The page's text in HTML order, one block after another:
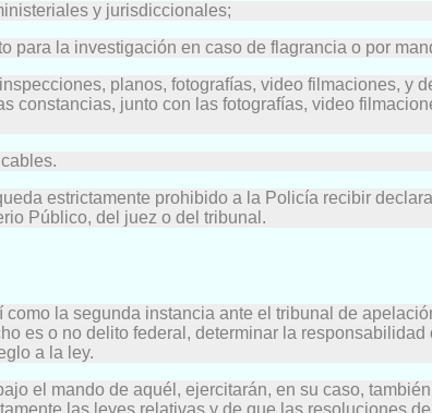
y jurisdiccionales;
para la investigación en caso de flagrancia o por
planos, fotografías, video filmaciones, y
junto con las fotografías, video
estrictamente prohibido a la Policía recibir
Público, del juez o del tribunal.
la segunda instancia ante el tribunal de
es o no delito federal, determinar la
a la ley.
el mando de aquél, ejercitarán, en su caso,